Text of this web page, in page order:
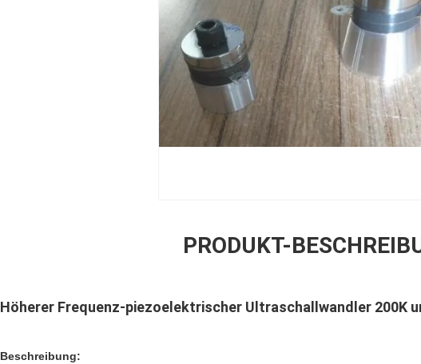
PRODUKT-
Höherer Frequenz-piezoelektrischer Ultraschallwandler 200K
Beschreibung: